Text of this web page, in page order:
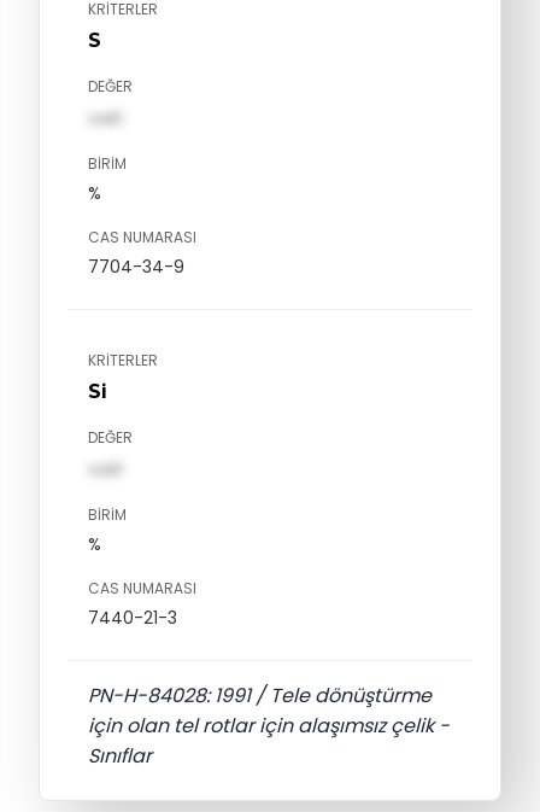
KRITERLER
S
DEĞER
val1
BIRIM
%
CAS NUMARASI
7704-34-9
KRITERLER
Si
DEĞER
val1
BIRIM
%
CAS NUMARASI
7440-21-3
PN-H-84028: 1991 / Tele dönüştürme
için olan tel rotlar için alaşımsız çelik -
Sınıflar